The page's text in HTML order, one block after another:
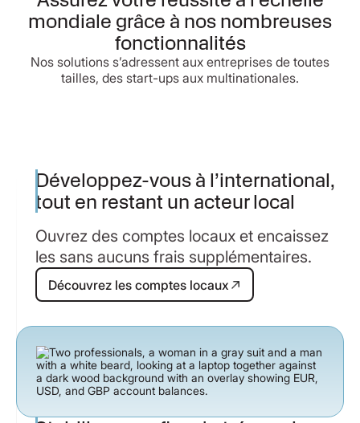
mondiale grâce à nos nombreuses
fonctionnalités
Nos solutions s’adressent aux entreprises de toutes
tailles, des start-ups aux multinationales.
Développez-vous à l’international,
tout en restant un acteur local
Ouvrez des comptes locaux et encaissez
les sans aucuns frais supplémentaires.
Découvrez les comptes locaux
Découvrez les comptes locaux